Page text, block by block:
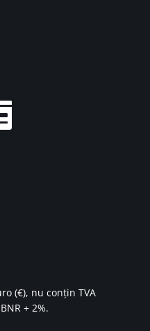
(€), nu conțin TVA
+ 2%.